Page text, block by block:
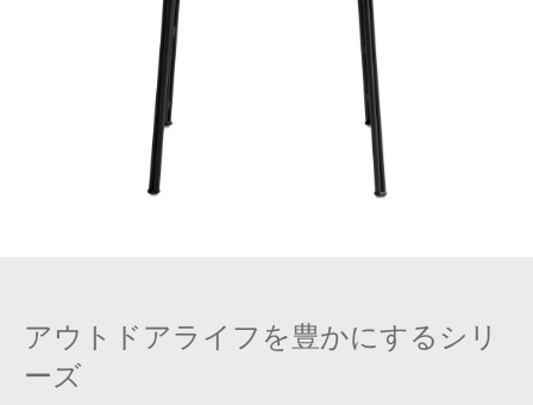
アウトドアライフを豊かにするシリ
ーズ